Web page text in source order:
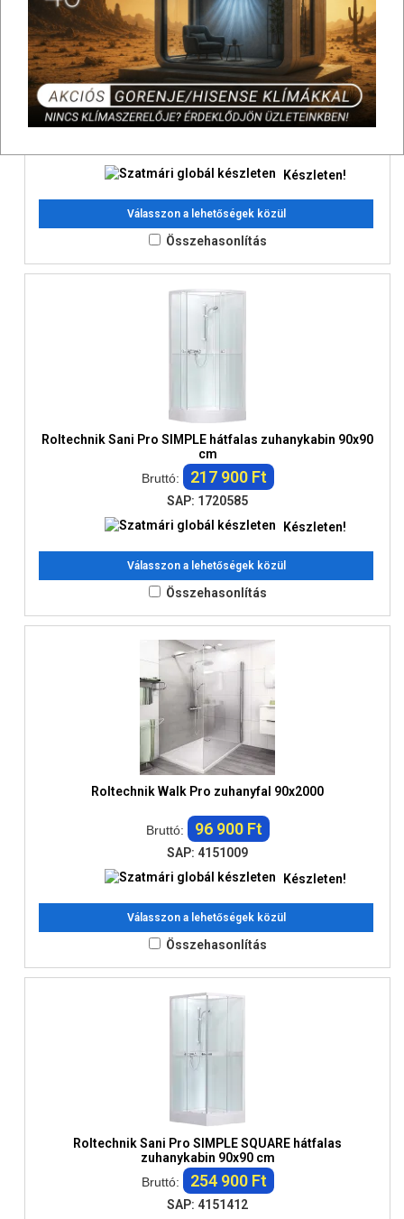
Roltechnik Velio Walk-In zuhanyfal 900x2000
Bruttó: 151 900 Ft
Készleten!
Válasszon a lehetőségek közül
Összehasonlítás
Roltechnik Sani Pro SIMPLE hátfalas zuhanykabin 90x90
cm
Bruttó:
217 900 Ft
SAP: 1720585
Készleten!
Válasszon a lehetőségek közül
Összehasonlítás
Roltechnik Walk Pro zuhanyfal 90x2000
Bruttó: 96 900 Ft
SAP: 4151009
Készleten!
Válasszon a lehetőségek közül
Összehasonlítás
Roltechnik Sani Pro SIMPLE SQUARE hátfalas
zuhanykabin 90x90 cm
Bruttó:
254 900 Ft
SAP: 4151412